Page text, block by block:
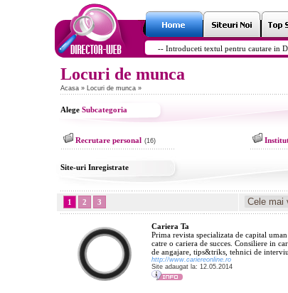
Locuri de munca
Acasa» Locuri de munca »
Alege Subcategoria
Recrutare personal (16)
Site-uri Inregistrate
1 2 3
Cariera Ta
Prima revista specializata de capital
catre o cariera de succes. Consiliere in
de angajare, tips&triks, tehnici de
http://www.cariereonline.ro
Site adaugat la: 12.05.2014